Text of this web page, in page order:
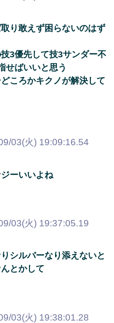
り敢えず困らないのはず
3優先して技3サンダー不
せばいいと思う
ころかキクノが解決して
03(火) 19:09:16.54
ーいいよね
03(火) 19:37:05.19
シルバーなり添えないと
とかして
03(火) 19:38:01.28